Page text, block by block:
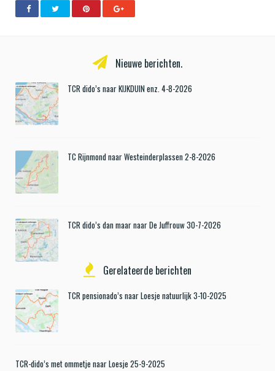
Nieuwe berichten.
TCR dido’s naar KIJKDUIN enz. 4-8-2026
TC Rijnmond naar Westeinderplassen 2-8-2026
TCR dido’s dan maar naar De Juffrouw 30-7-2026
Gerelateerde berichten
TCR pensionado’s naar Loesje natuurlijk 3-10-2025
TCR-dido’s met ommetje naar Loesje 25-9-2025